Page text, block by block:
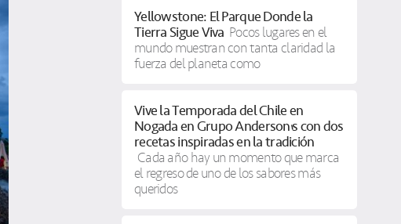
Yellowstone: El Parque Donde la
Tierra Sigue Viva Pocos lugares en el
mundo muestran con tanta claridad la
fuerza del planeta como
Vive la Temporada del Chile en
Nogada en Grupo Anderson’s con dos
recetas inspiradas en la tradición
Cada año hay un momento que marca
el regreso de uno de los sabores más
queridos